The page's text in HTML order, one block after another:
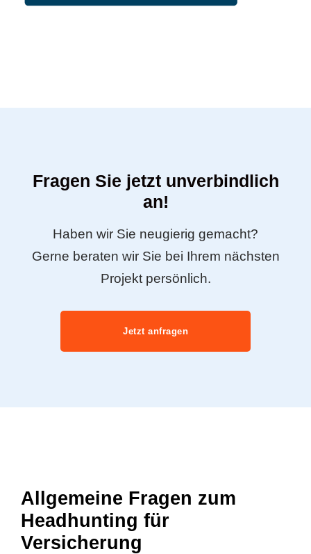
Fragen Sie jetzt unverbindlich
an!
Haben wir Sie neugierig gemacht?
Gerne beraten wir Sie bei Ihrem nächsten
Projekt persönlich.
Jetzt anfragen
Allgemeine Fragen zum
Headhunting für
Versicherung